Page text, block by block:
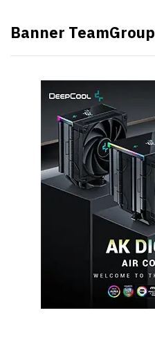
Banner TeamGroup